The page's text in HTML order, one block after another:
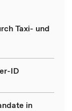
Taxi- und
ID
in